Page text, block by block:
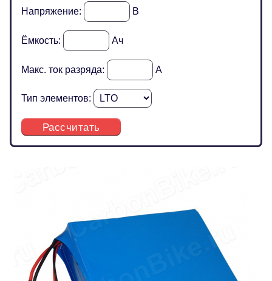
Напряжение: В
Ёмкость: Ач
Макс. ток разряда: А
Тип элементов:
Рассчитать